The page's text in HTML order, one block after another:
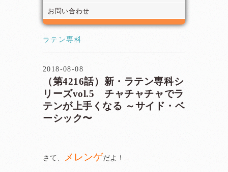
お問い合わせ
ラテン専科
2018-08-08
（第4216話）新・ラテン専科シ
リーズvol.5 チャチャチャでラ
テンが上手くなる ～サイド・ベ
ーシック〜
さて、 メレンゲだよ！